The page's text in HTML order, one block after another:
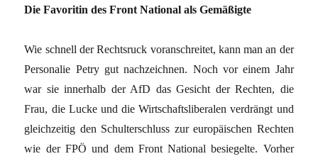
Die Favoritin des Front National als Gemäßigte
Wie schnell der Rechtsruck voranschreitet, kann man an der
Personalie Petry gut nachzeichnen. Noch vor einem Jahr
war sie innerhalb der AfD das Gesicht der Rechten, die
Frau, die Lucke und die Wirtschaftsliberalen verdrängt und
gleichzeitig den Schulterschluss zur europäischen Rechten
wie der FPÖ und dem Front National besiegelte. Vorher